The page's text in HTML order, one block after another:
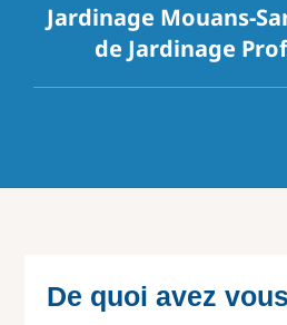
Jardinage Mouans-
de Jardinage
De quoi avez